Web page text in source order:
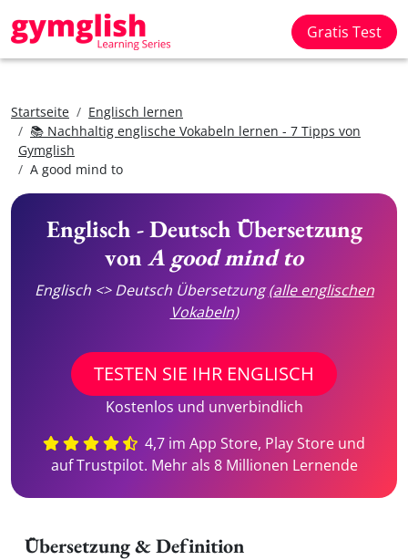
Gratis Test
Startseite
Englisch lernen
📚 Nachhaltig englische Vokabeln lernen - 7 Tipps von
Gymglish
A good mind to
Englisch - Deutsch Übersetzung
vonA good mind to
Englisch <> Deutsch Übersetzung(alle englischen
Vokabeln)
TESTEN SIE IHR ENGLISCH
Kostenlos und unverbindlich
4,7 im App Store, Play Store und
auf Trustpilot. Mehr als 8 Millionen Lernende
Übersetzung & Definition